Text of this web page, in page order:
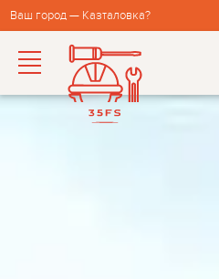
Ваш город — Казталовка?